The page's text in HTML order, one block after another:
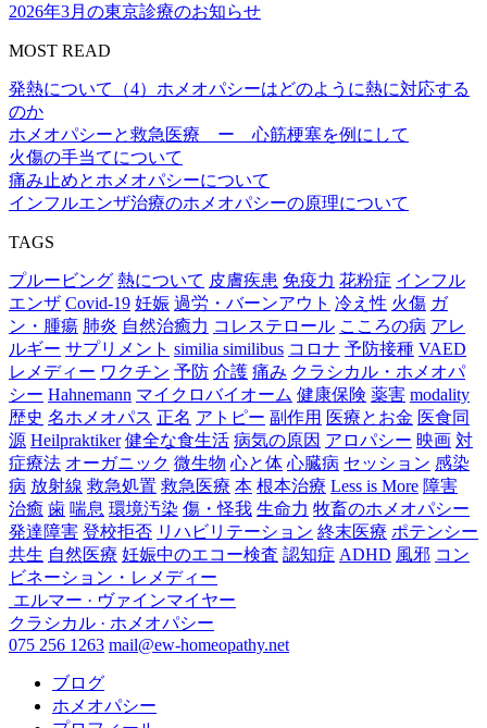
2026年3月の東京診療のお知らせ
MOST READ
発熱について（4）ホメオパシーはどのように熱に対応する
のか
ホメオパシーと救急医療 ー 心筋梗塞を例にして
火傷の手当てについて
痛み止めとホメオパシーについて
インフルエンザ治療のホメオパシーの原理について
TAGS
プルービング 熱について 皮膚疾患 免疫力 花粉症 インフル
エンザ Covid-19 妊娠 過労・バーンアウト 冷え性 火傷 ガ
ン・腫瘍 肺炎 自然治癒力 コレステロール こころの病 アレ
ルギー サプリメント similia similibus コロナ 予防接種 VAED
レメディー ワクチン 予防 介護 痛み クラシカル・ホメオパ
シー Hahnemann マイクロバイオーム 健康保険 薬害 modality
歴史 名ホメオパス 正名 アトピー 副作用 医療とお金 医食同
源 Heilpraktiker 健全な食生活 病気の原因 アロパシー 映画 対
症療法 オーガニック 微生物 心と体 心臓病 セッション 感染
病 放射線 救急処置 救急医療 本 根本治療 Less is More 障害
治癒 歯 喘息 環境汚染 傷・怪我 生命力 牧畜のホメオパシー
発達障害 登校拒否 リハビリテーション 終末医療 ポテンシー
共生 自然医療 妊娠中のエコー検査 認知症 ADHD 風邪 コン
ビネーション・レメディー
エルマー · ヴァインマイヤー
クラシカル · ホメオパシー
075 256 1263 mail@ew-homeopathy.net
ブログ
ホメオパシー